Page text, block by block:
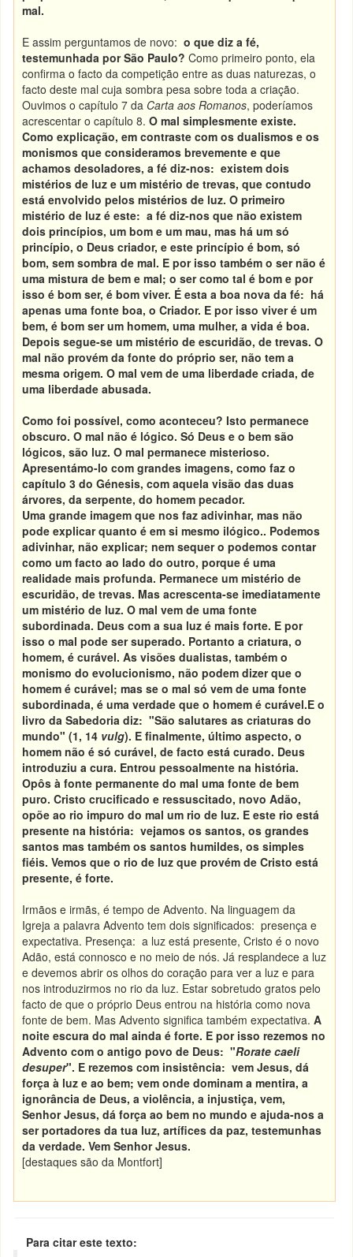
mal.
E assim perguntamos de novo:o que diz a fé,
testemunhada por São Paulo? Como primeiro ponto, ela
confirma o facto da competição entre as duas naturezas, o
facto deste mal cuja sombra pesa sobre toda a criação.
Ouvimos o capítulo 7 da Carta aos Romanos, poderíamos
acrescentar o capítulo 8.O mal simplesmente existe.
Como explicação, em contraste com os dualismos e os
monismos que consideramos brevemente e que
achamos desoladores, a fé diz-nos: existem dois
mistérios de luz e um mistério de trevas, que contudo
está envolvido pelos mistérios de luz. O primeiro
mistério de luz é este: a fé diz-nos que não existem
dois princípios, um bom e um mau, mas há um só
princípio, o Deus criador, e este princípio é bom, só
bom, sem sombra de mal. E por isso também o ser não é
uma mistura de bem e mal; o ser como tal é bom e por
isso é bom ser, é bom viver. É esta a boa nova da fé: há
apenas uma fonte boa, o Criador. E por isso viver é um
bem, é bom ser um homem, uma mulher, a vida é boa.
Depois segue-se um mistério de escuridão, de trevas. O
mal não provém da fonte do próprio ser, não tem a
mesma origem. O mal vem de uma liberdade criada, de
uma liberdade abusada.
Como foi possível, como aconteceu? Isto permanece
obscuro. O mal não é lógico. Só Deus e o bem são
lógicos, são luz. O mal permanece misterioso.
Apresentámo-lo com grandes imagens, como faz o
capítulo 3 do Génesis, com aquela visão das duas
árvores, da serpente, do homem pecador.
Uma grande imagem que nos faz adivinhar, mas não
pode explicar quanto é em si mesmo ilógico.. Podemos
adivinhar, não explicar;nem sequer o podemos contar
como um facto ao lado do outro, porque é uma
realidade mais profunda. Permanece um mistério de
escuridão, de trevas. Mas acrescenta-se imediatamente
um mistério de luz.O mal vem de uma fonte
subordinada. Deus com a sua luz é mais forte. E por
isso o mal pode ser superado. Portanto a criatura, o
homem, é curável. As visões dualistas, também o
monismo do evolucionismo, não podem dizer que o
homem é curável; mas se o mal só vem de uma fonte
subordinada, é uma verdade que o homem é curável.E o
livro da Sabedoria diz: "São salutares as criaturas do
mundo" (1, 14 vulg). E finalmente, último aspecto, o
homem não é só curável, de facto está curado. Deus
introduziu a cura. Entrou pessoalmente na história.
Opôs à fonte permanente do mal uma fonte de bem
puro. Cristo crucificado e ressuscitado, novo Adão,
opõe ao rio impuro do mal um rio de luz. E este rio está
presente na história: vejamos os santos, os grandes
santos mas também os santos humildes, os simples
fiéis. Vemos que o rio de luz que provém de Cristo está
presente, é forte.
Irmãos e irmãs, é tempo de Advento. Na linguagem da
Igreja a palavra Advento tem dois significados: presença e
expectativa. Presença: a luz está presente, Cristo é o novo
Adão, está connosco e no meio de nós. Já resplandece a luz
e devemos abrir os olhos do coração para ver a luz e para
nos introduzirmos no rio da luz. Estar sobretudo gratos pelo
facto de que o próprio Deus entrou na história como nova
fonte de bem. Mas Advento significa também expectativa.A
noite escura do mal ainda é forte. E por isso rezemos no
Advento com o antigo povo de Deus: "Rorate caeli
desuper". E rezemos com insistência: vem Jesus, dá
força à luz e ao bem; vem onde dominam a mentira, a
ignorância de Deus, a violência, a injustiça, vem,
Senhor Jesus, dá força ao bem no mundo e ajuda-nos a
ser portadores da tua luz, artífices da paz, testemunhas
da verdade. Vem Senhor Jesus.
[destaques são da Montfort]
Para citar este texto: